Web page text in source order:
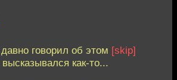
говорил об этом [skip]
как-то...